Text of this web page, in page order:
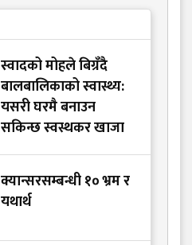
स्वादको मोहले बिग्रँदै
बालबालिकाको स्वास्थ्य:
यसरी घरमै बनाउन
सकिन्छ स्वस्थकर खाजा
क्यान्सरसम्बन्धी १० भ्रम र
यथार्थ